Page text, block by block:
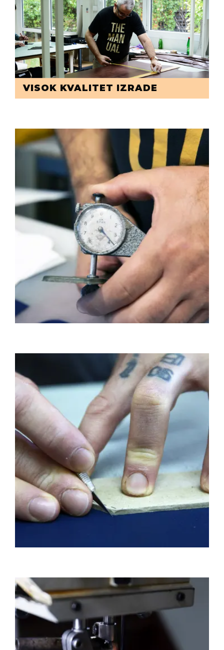
VISOK KVALITET IZRADE